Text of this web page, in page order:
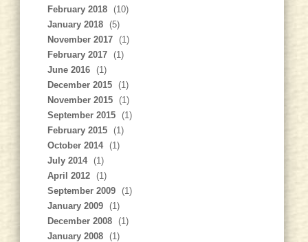
February 2018
(10)
January 2018
(5)
November 2017
(1)
February 2017
(1)
June 2016
(1)
December 2015
(1)
November 2015
(1)
September 2015
(1)
February 2015
(1)
October 2014
(1)
July 2014
(1)
April 2012
(1)
September 2009
(1)
January 2009
(1)
December 2008
(1)
January 2008
(1)